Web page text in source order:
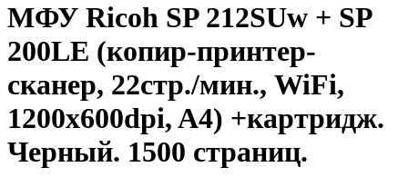
МФУ Ricoh SP 212SUw +­ SP
200LE (копир-принтер-
сканер, 22стр./­мин., WiFi,
1200x600dpi, A4) +­картридж.
Черный. 1500 страниц.